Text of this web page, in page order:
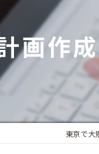
画作
東京で大